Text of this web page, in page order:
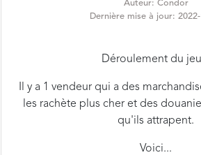
Auteur: Condor
Dernière mise à jour:
Déroulement du
Il y a 1 vendeur qui a des
les rachète plus cher et des
qu'ils attrapent.
Voici...